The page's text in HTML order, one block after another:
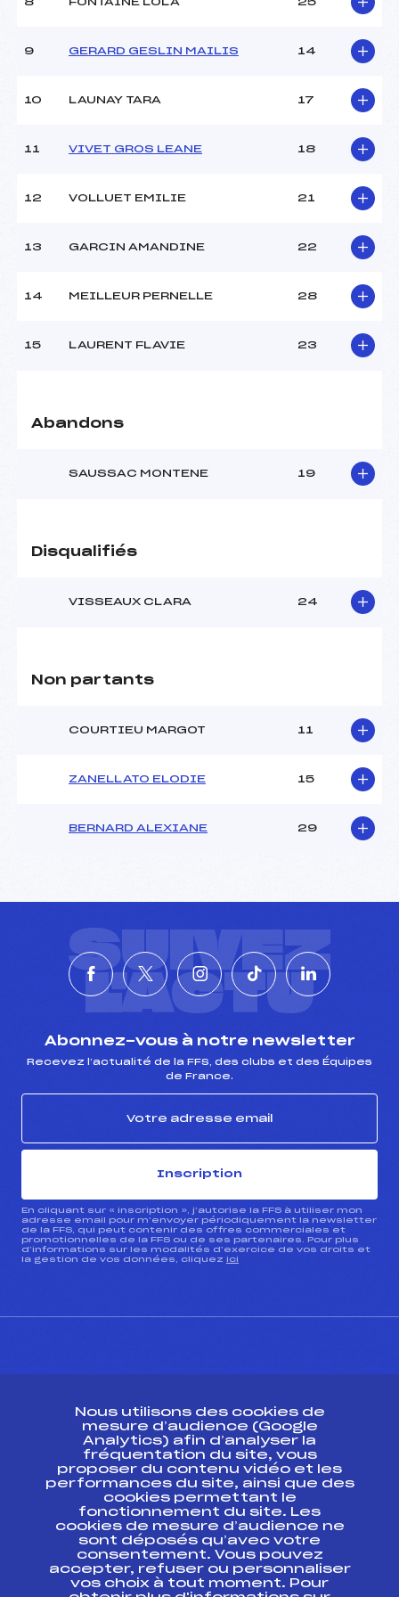
8 FONTAINE LOLA 25
9 GERARD GESLIN MAILIS 14
10 LAUNAY TARA 17
11 VIVET GROS LEANE 18
12 VOLLUET EMILIE 21
13 GARCIN AMANDINE 22
14 MEILLEUR PERNELLE 28
15 LAURENT FLAVIE 23
Abandons
SAUSSAC MONTENE 19
Disqualifiés
VISSEAUX CLARA 24
Non partants
COURTIEU MARGOT 11
ZANELLATO ELODIE 15
BERNARD ALEXIANE 29
SUIVEZ
L'ACTU
Abonnez-vous à notre newsletter
Recevez l’actualité de la FFS, des clubs et des Équipes
de France.
Inscription
En cliquant sur « inscription », j’autorise la FFS à utiliser mon
adresse email pour m’envoyer périodiquement la newsletter
de la FFS, qui peut contenir des offres commerciales et
promotionnelles de la FFS ou de ses partenaires. Pour plus
d’informations sur les modalités d’exercice de vos droits et
la gestion de vos données, cliquez ici
Ressources
Pass’Neige
Projet sportif fédéral
Projet de performance fédéral
Antidopage
Pôle Développement, Formation, Suivi
Scientifique
Nous utilisons des cookies de
mesure d’audience (Google
Analytics) afin d’analyser la
fréquentation du site, vous
proposer du contenu vidéo et les
performances du site, ainsi que des
cookies permettant le
fonctionnement du site. Les
cookies de mesure d’audience ne
sont déposés qu’avec votre
consentement. Vous pouvez
accepter, refuser ou personnaliser
vos choix à tout moment. Pour